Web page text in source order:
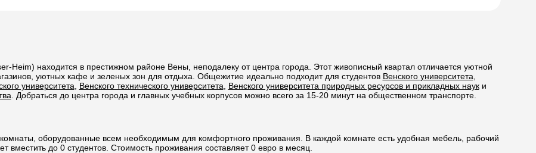
Heim) находится в престижном районе Вены, неподалеку от центра города. Этот живописный квартал отличается уютной
уютных кафе и зеленых зон для отдыха. Общежитие идеально подходит для студентов Венского университета
университета Венского технического университета Венского университета природных ресурсов и прикладных науки
. Добраться до центра города и главных учебных корпусов можно всего за 15-20 минут на общественном транспорте.
оборудованные всем необходимым для комфортного проживания. В каждой комнате есть удобная мебель, рабочий
до 0 студентов. Стоимость проживания составляет 0 евро в месяц.